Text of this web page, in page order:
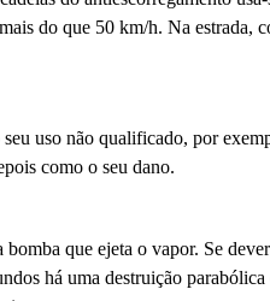
do que 50 km/h. Na estrada,
uso não qualificado, por
como o seu dano.
que ejeta o vapor. Se
há uma destruição